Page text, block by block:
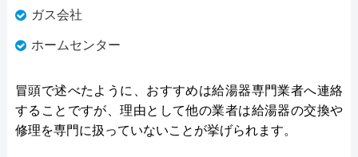
ガス会社
ホームセンター
冒頭で述べたように、おすすめは給湯器専門業者へ連絡
することですが、理由として他の業者は給湯器の交換や
修理を専門に扱っていないことが挙げられます。